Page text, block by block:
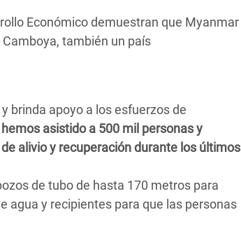
Económico demuestran que Myanmar
también un país
brinda apoyo a los esfuerzos de
asistido a 500 mil personas y
alivio y recuperación durante los últimos
de tubo de hasta 170 metros para
agua y recipientes para que las personas